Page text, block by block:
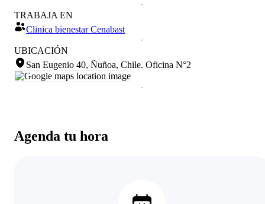
Agenda tu hora
TRABAJA EN
Clinica bienestar Cenabast
UBICACIÓN
San Eugenio 40, Ñuñoa, Chile. Oficina N°2